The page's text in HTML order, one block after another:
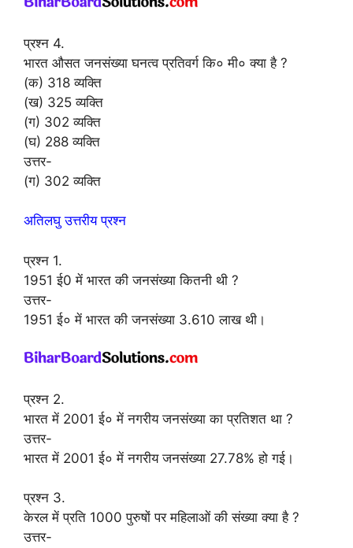
प्रश्न 4.
भारत औसत जनसंख्या घनत्व प्रतिवर्ग कि० मी० क्या है ?
(क) 318 व्यक्ति
(ख) 325 व्यक्ति
(ग) 302 व्यक्ति
(घ) 288 व्यक्ति
उत्तर-
(ग) 302 व्यक्ति
अतिलघु उत्तरीय प्रश्न
प्रश्न 1.
1951 ई0 में भारत की जनसंख्या कितनी थी ?
उत्तर-
1951 ई० में भारत की जनसंख्या 3.610 लाख थी।
प्रश्न 2.
भारत में 2001 ई० में नगरीय जनसंख्या का प्रतिशत था ?
उत्तर-
भारत में 2001 ई० में नगरीय जनसंख्या 27.78% हो गई।
प्रश्न 3.
केरल में प्रति 1000 पुरुषों पर महिलाओं की संख्या क्या है ?
उत्तर-